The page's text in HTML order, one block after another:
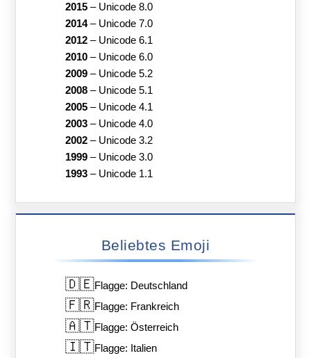
2015– Unicode 8.0
2014– Unicode 7.0
2012– Unicode 6.1
2010– Unicode 6.0
2009– Unicode 5.2
2008– Unicode 5.1
2005– Unicode 4.1
2003– Unicode 4.0
2002– Unicode 3.2
1999– Unicode 3.0
1993– Unicode 1.1
Beliebtes Emoji
🇩🇪Flagge: Deutschland
🇫🇷Flagge: Frankreich
🇦🇹Flagge: Österreich
🇮🇹Flagge: Italien